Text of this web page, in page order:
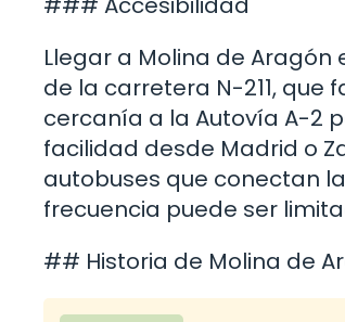
Llegar a Molina de
de la carretera N-211, que
cercanía a la Autovía A-2
facilidad desde Madrid o
autobuses que conectan
frecuencia puede ser
## Historia de Molina de